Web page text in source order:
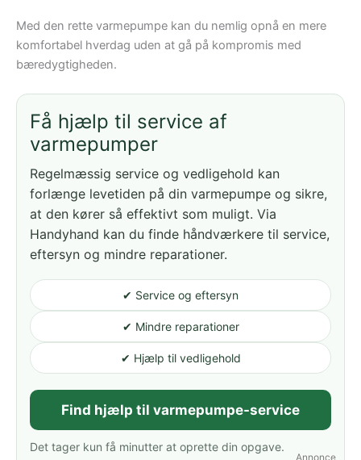
Med den rette varmepumpe kan du nemlig opnå en mere
komfortabel hverdag uden at gå på kompromis med
bæredygtigheden.
Annonce
Få hjælp til service af
varmepumper
Regelmæssig service og vedligehold kan
forlænge levetiden på din varmepumpe og sikre,
at den kører så effektivt som muligt. Via
Handyhand kan du finde håndværkere til service,
eftersyn og mindre reparationer.
✔ Service og eftersyn
✔ Mindre reparationer
✔ Hjælp til vedligehold
Find hjælp til varmepumpe-service
Det tager kun få minutter at oprette din opgave.